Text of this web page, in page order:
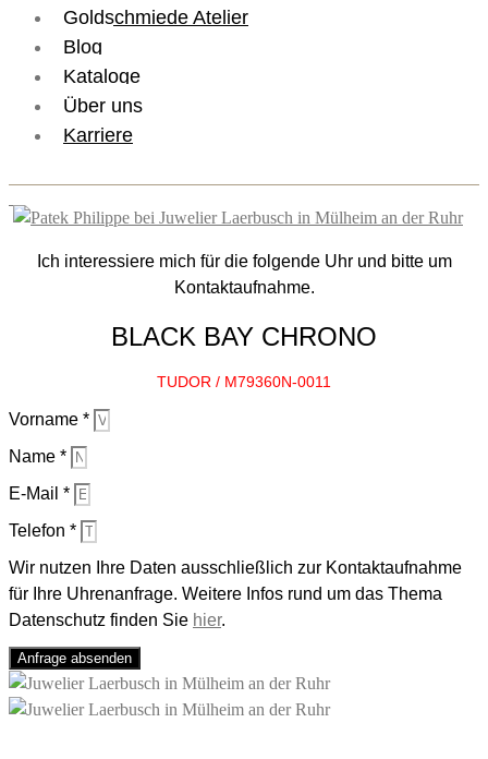
Goldschmiede Atelier
Blog
Kataloge
Über uns
Karriere
Ich interessiere mich für die folgende Uhr und bitte um
Kontaktaufnahme.
BLACK BAY CHRONO
TUDOR / M79360N-0011
Vorname *
Name *
E-Mail *
Telefon *
Wir nutzen Ihre Daten ausschließlich zur Kontaktaufnahme
für Ihre Uhrenanfrage. Weitere Infos rund um das Thema
Datenschutz finden Sie hier.
Anfrage absenden